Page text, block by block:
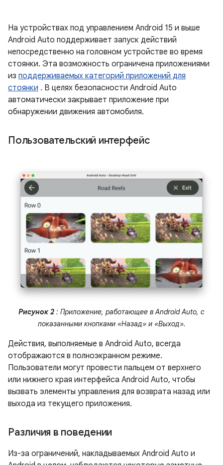
На устройствах под управлением Android 15 и выше
Android Auto поддерживает запуск действий
непосредственно на головном устройстве во время
стоянки. Эта возможность ограничена приложениями
из поддерживаемых категорий приложений для
стоянки . В целях безопасности Android Auto
автоматически закрывает приложение при
обнаружении движения автомобиля.
Пользовательский интерфейс
Рисунок 2 : Приложение, работающее в Android Auto, с
показанными кнопками «Назад» и «Выход».
Действия, выполняемые в Android Auto, всегда
отображаются в полноэкранном режиме.
Пользователи могут провести пальцем от верхнего
или нижнего края интерфейса Android Auto, чтобы
вызвать элементы управления для возврата назад или
выхода из текущего приложения.
Различия в поведении
Из-за ограничений, накладываемых Android Auto и